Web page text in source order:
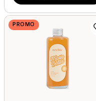
PROMO